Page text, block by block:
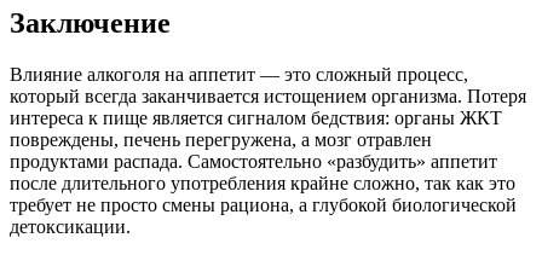
Заключение
Влияние алкоголя на аппетит — это сложный процесс,
который всегда заканчивается истощением организма. Потеря
интереса к пище является сигналом бедствия: органы ЖКТ
повреждены, печень перегружена, а мозг отравлен
продуктами распада. Самостоятельно «разбудить» аппетит
после длительного употребления крайне сложно, так как это
требует не просто смены рациона, а глубокой биологической
детоксикации.